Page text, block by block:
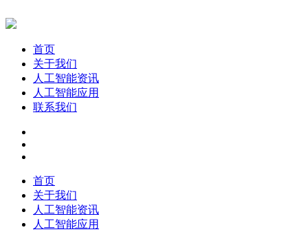
首页
关于我们
人工智能资讯
人工智能应用
联系我们
首页
关于我们
人工智能资讯
人工智能应用